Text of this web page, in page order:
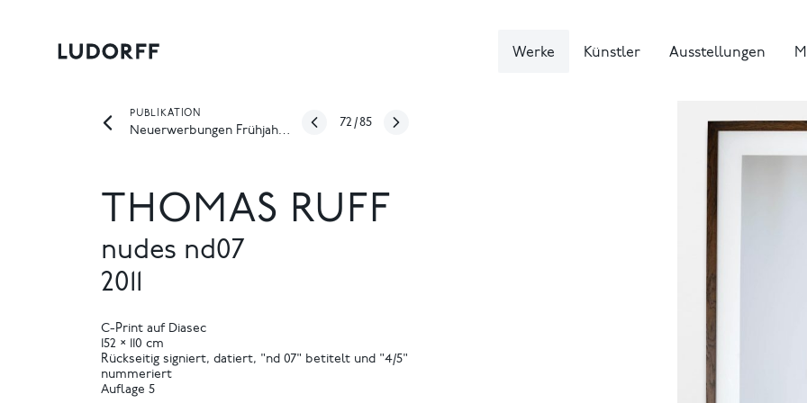
Werke Künstler Ausstellungen
PUBLIKATION
Neuerwerbungen Frühjahr 2026
72 /85
THOMAS RUFF
nudes nd07
2011
C-Print auf Diasec
152 × 110 cm
Rückseitig signiert, datiert, "nd 07" betitelt und "4/5"
nummeriert
Auflage 5